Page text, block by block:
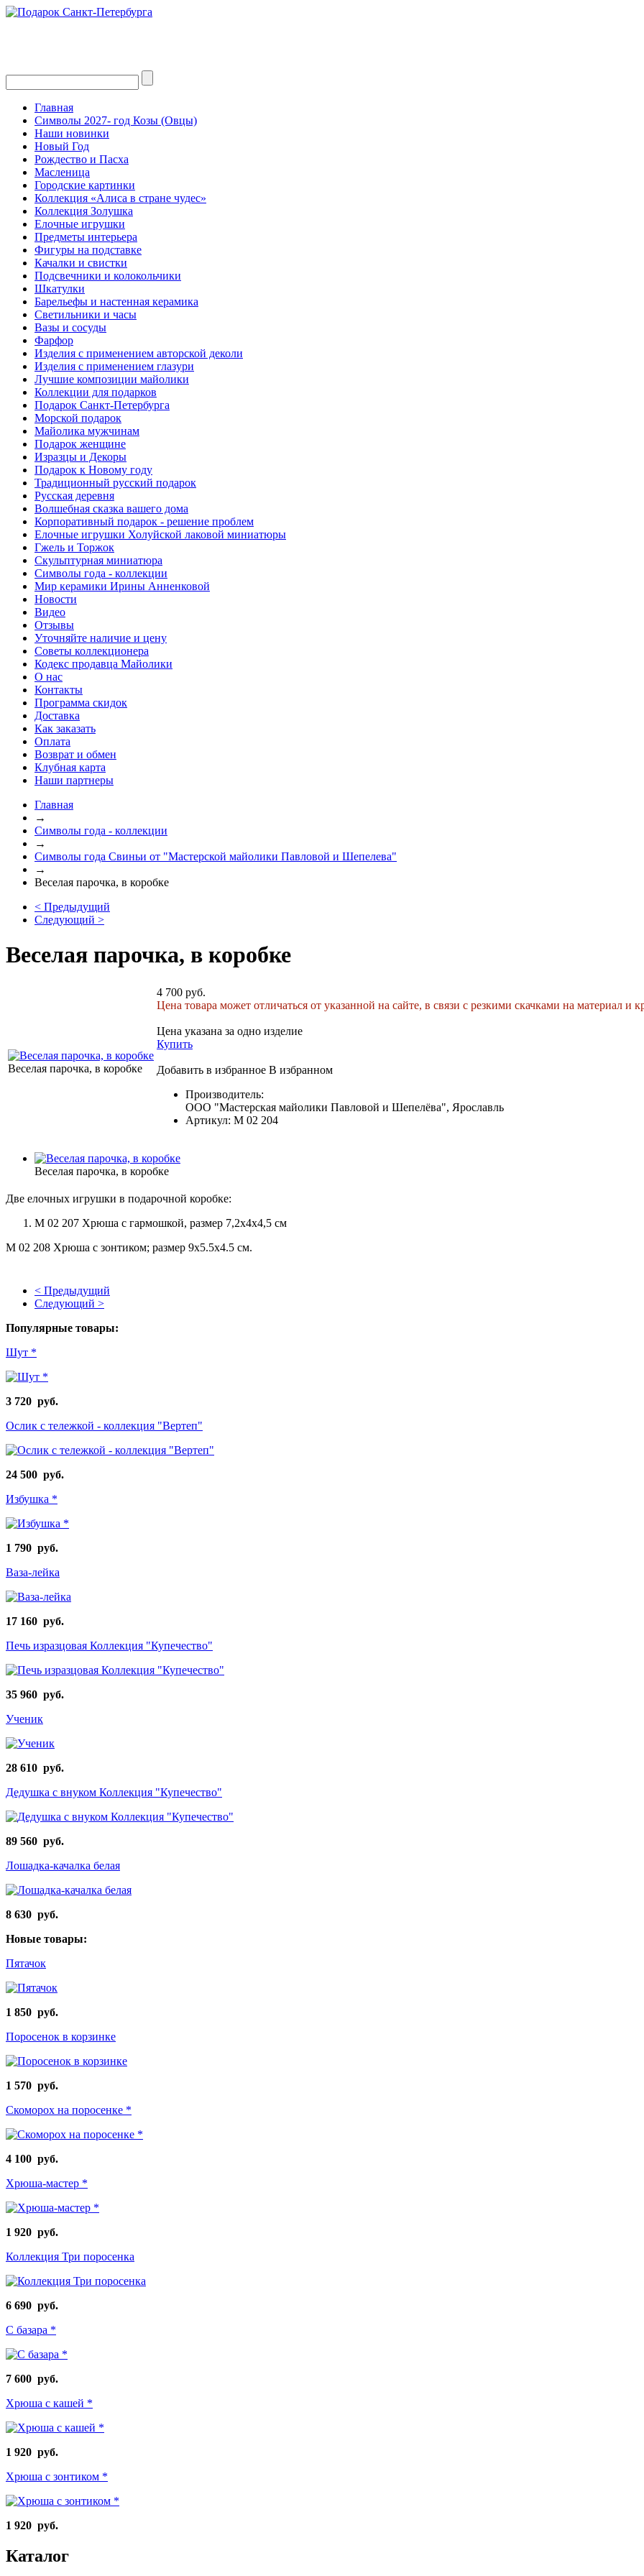
Главная
Символы 2027- год Козы (Овцы)
Наши новинки
Новый Год
Рождество и Пасха
Масленица
Городские картинки
Коллекция «Алиса в стране чудес»
Коллекция Золушка
Елочные игрушки
Предметы интерьера
Фигуры на подставке
Качалки и свистки
Подсвечники и колокольчики
Шкатулки
Барельефы и настенная керамика
Светильники и часы
Вазы и сосуды
Фарфор
Изделия с применением авторской деколи
Изделия с применением глазури
Лучшие композиции майолики
Коллекции для подарков
Подарок Санкт-Петербурга
Морской подарок
Майолика мужчинам
Подарок женщине
Изразцы и Декоры
Подарок к Новому году
Традиционный русский подарок
Русская деревня
Волшебная сказка вашего дома
Корпоративный подарок - решение проблем
Елочные игрушки Холуйской лаковой миниатюры
Гжель и Торжок
Скульптурная миниатюра
Символы года - коллекции
Мир керамики Ирины Анненковой
Новости
Видео
Отзывы
Уточняйте наличие и цену
Советы коллекционера
Кодекс продавца Майолики
О нас
Контакты
Программа скидок
Доставка
Как заказать
Оплата
Возврат и обмен
Клубная карта
Наши партнеры
Главная
→
Символы года - коллекции
→
Символы года Свиньи от "Мастерской майолики Павловой и Шепелева"
→
Веселая парочка, в коробке
< Предыдущий
Следующий >
Веселая парочка, в коробке
Веселая парочка, в коробке
4 700 руб.
Цена товара может отличаться от указанной на сайте, в связи с резкими скачками на материал и
Цена указана за одно изделие
Купить
Добавить в избранное В избранном
Производитель:
ООО "Мастерская майолики Павловой и Шепелёва", Ярославль
Артикул: М 02 204
Веселая парочка, в коробке
Две елочных игрушки в подарочной коробке:
М 02 207 Хрюша с гармошкой, размер 7,2х4х4,5 см
М 02 208 Хрюша с зонтиком; размер 9х5.5х4.5 см.
< Предыдущий
Следующий >
Популярные товары:
Шут *
3 720 руб.
Ослик с тележкой - коллекция "Вертеп"
24 500 руб.
Избушка *
1 790 руб.
Ваза-лейка
17 160 руб.
Печь изразцовая Коллекция "Купечество"
35 960 руб.
Ученик
28 610 руб.
Дедушка с внуком Коллекция "Купечество"
89 560 руб.
Лошадка-качалка белая
8 630 руб.
Новые товары:
Пятачок
1 850 руб.
Поросенок в корзинке
1 570 руб.
Скоморох на поросенке *
4 100 руб.
Хрюша-мастер *
1 920 руб.
Коллекция Три поросенка
6 690 руб.
С базара *
7 600 руб.
Хрюша с кашей *
1 920 руб.
Хрюша с зонтиком *
1 920 руб.
Каталог